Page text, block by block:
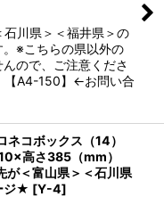
川県＞＜福井県＞の
※こちらの県以外の
ので、ご注意くださ
【A4-150】←お問い合
コボックス（14）
高さ385（mm）
が＜富山県＞＜石川県
ジ★ [Y-4]